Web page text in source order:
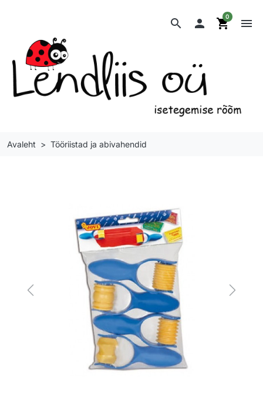
search  shopping_cart
0 menu
Avaleht Tööriistad ja abivahendid
Previous Next